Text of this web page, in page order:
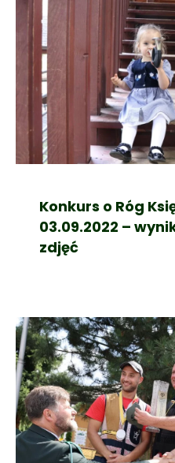
Konkurs o Róg
03.09.2022 –
zdjęć